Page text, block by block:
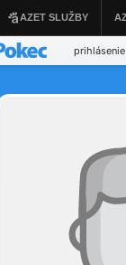
prihlásenie